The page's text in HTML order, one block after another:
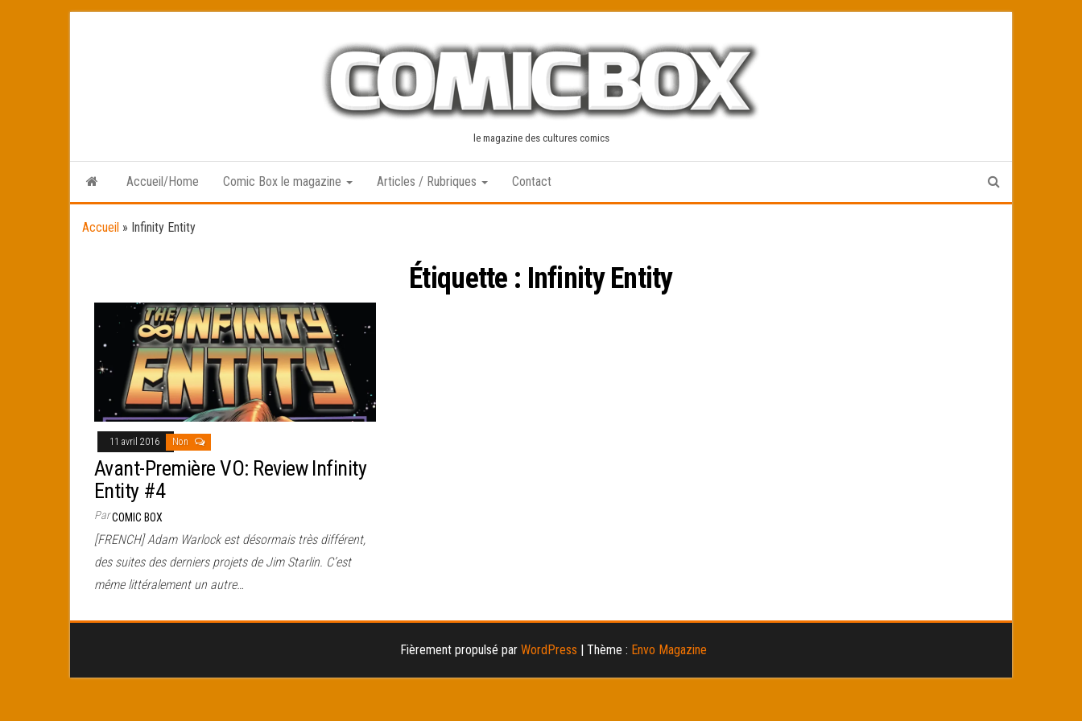
le magazine des cultures comics
Accueil/Home Comic Box le magazine Articles / Rubriques Contact
Accueil » Infinity Entity
Étiquette : Infinity Entity
11 avril 2016 Non
Avant-Première VO: Review Infinity
Entity #4
ParCOMIC BOX
[FRENCH] Adam Warlock est désormais très différent,
des suites des derniers projets de Jim Starlin. C’est
même littéralement un autre…
Fièrement propulsé par WordPress | Thème : Envo Magazine